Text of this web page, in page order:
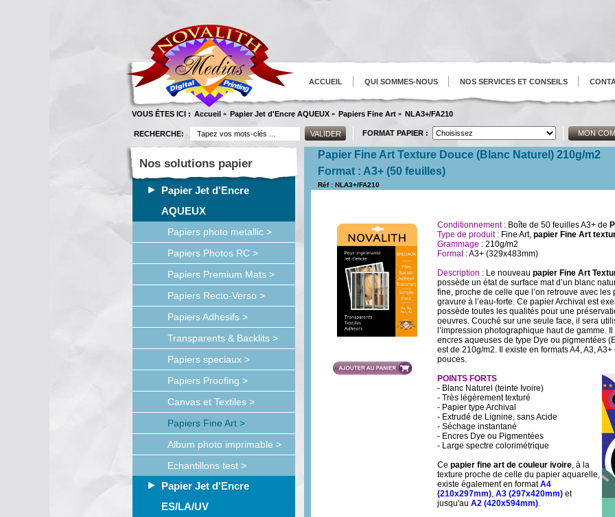
ACCUEIL QUI SOMMES-NOUS NOS SERVICES ET CONSEILS
VOUS ÊTES ICI : Accueil » Papier Jet d'Encre AQUEUX » Papiers Fine Art » NLA3+/FA210
RECHERCHE: FORMAT PAPIER : MON
Nos solutions papier
Papier Jet d'Encre
AQUEUX
Papiers photo metallic >
Papiers Photos RC >
Papiers Premium Mats >
Papiers Recto-Verso >
Papiers Adhesifs >
Transparents & Backlits >
Papiers speciaux >
Papiers Proofing >
Canvas et Textiles >
Papiers Fine Art >
Album photo imprimable >
Echantillons test >
Papier Jet d'Encre
ES/LA/UV
Papier Fine Art Texture Douce (Blanc Naturel) 210g/m2
Format : A3+ (50 feuilles)
Réf : NLA3+/FA210
Conditionnement : Boîte de 50 feuilles A3+ de
Type de produit : Fine Art, papier Fine Art
Grammage : 210g/m2
Format :A3+ (329x483mm)
Description : Le nouveau papier Fine Art
possède un état de surface mat d’un blanc
fine, proche de celle que l’on retrouve avec
gravure à l’eau-forte. Ce papier Archival est
possède toutes les qualités pour une
oeuvres. Couché sur une seule face, il sera
l’impression photographique haut de gamme.
encres aqueuses de type Dye ou pigmentées
est de 210g/m2. Il existe en formats A4, A3,
pouces.
POINTS FORTS
- Blanc Naturel (teinte Ivoire)
- Très légèrement texturé
- Papier type Archival
- Extrudé de Lignine, sans Acide
- Séchage instantané
- Encres Dye ou Pigmentées
- Large spectre colorimétrique
Ce papier fine art de couleur ivoire, à la
texture proche de celle du papier aquarelle,
existe également en formatA4
(210x297mm), A3 (297x420mm) et
jusqu'au A2 (420x594mm).